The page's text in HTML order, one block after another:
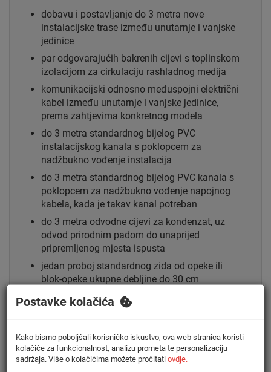
dobavu i postavljanje do 3 metra nove
instalacijske trase između unutarnje i vanjske
jedinice
par odgovarajućih bakrenih cijevi s toplinskom
izolacijom za cirkulaciju rashladnog medija
komunikacijski odnosno međuspojni električni
kabel između unutarnje i vanjske jedinice,
prema zahtjevima konkretnog modela
do 3 metra standardnog bijelog PVC
instalacijskog kanala s poklopcem za
nadžbukno vođenje instalacija
do 3 metra standardnog bijelog PVC kanala s
poklopcem za nadžbukno vođenje napojnog
kabela, kada je takav kanal potreban
do 3 metra odvodne cijevi za kondenzat, uz
odvod prirodnim padom do unaprijed
pripremljenog mjesta ispusta
jedan proboj standardnog zida od opeke ili
blok-opeke ukupne debljine do 30 cm
dobavu i postavljanje jednog para standardnih
pocinčanih zidnih nosača odgovarajuće
standardni pričvrsni i potrošni materijal
potreban za montažu
Postavke kolačića
Kako bismo poboljšali korisničko iskustvo, ova web stranica koristi
kolačiće za funkcionalnost, analizu prometa te personalizaciju
sadržaja. Više o kolačićima možete pročitati ovdje.